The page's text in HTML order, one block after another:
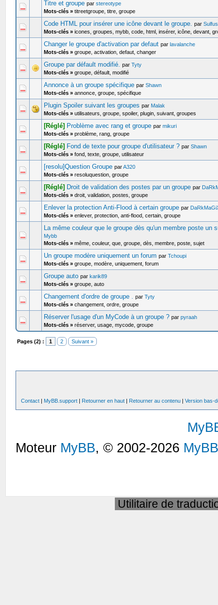
Titre et groupe parstereotype
Mots-clés »titreetgroupe, titre, groupe
Code HTML pour insérer une icône devant le groupe. parSulfus
Mots-clés »icones, groupes, mybb, code, html, insérer, icône, devant,
Changer le groupe d'activation par defaut parlavalanche
Mots-clés »groupe, activation, defaut, changer
Groupe par défault modifié. parTyty
Mots-clés »groupe, défault, modifié
Annonce à un groupe spécifique parShawn
Mots-clés »annonce, groupe, spécifique
Plugin Spoiler suivant les groupes par Malak
Mots-clés »utilisateurs, groupe, spoiler, plugin, suivant, groupes
[Réglé] Problème avec rang et groupe parmikuri
Mots-clés »problème, rang, groupe
[Réglé] Fond de texte pour groupe d'utilisateur ? parShawn
Mots-clés »fond, texte, groupe, utilisateur
[resolu]Question Groupe parA320
Mots-clés »resoluquestion, groupe
[Réglé] Droit de validation des postes par un groupepar
Mots-clés »droit, validation, postes, groupe
Enlever la protection Anti-Flood à certain groupepar
Mots-clés »enlever, protection, anti-flood, certain, groupe
La même couleur que le groupe dès qu'un membre poste un
Mybb
Mots-clés »même, couleur, que, groupe, dès, membre, poste, sujet
Un groupe modère uniquement un forumparTchoupi
Mots-clés »groupe, modère, uniquement, forum
Groupe auto parkarik89
Mots-clés »groupe, auto
Changement d'ordre de groupe . parTyty
Mots-clés »changement, ordre, groupe
Réserver l'usage d'un MyCode à un groupe ? parpyraah
Mots-clés »réserver, usage, mycode, groupe
Pages (2) : 1 2 Suivant »
Contact | MyBB.support | Retourner en haut | Retourner au contenu |Version bas-
Moteur MyBB, © 2002-2026
Utilitaire de